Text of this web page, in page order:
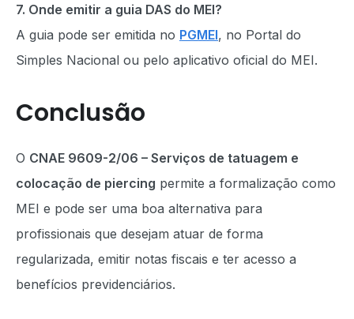
7. Onde emitir a guia DAS do MEI?
A guia pode ser emitida no PGMEI, no Portal do
Simples Nacional ou pelo aplicativo oficial do MEI.
Conclusão
O CNAE 9609-2/06 – Serviços de tatuagem e
colocação de piercing permite a formalização como
MEI e pode ser uma boa alternativa para
profissionais que desejam atuar de forma
regularizada, emitir notas fiscais e ter acesso a
benefícios previdenciários.